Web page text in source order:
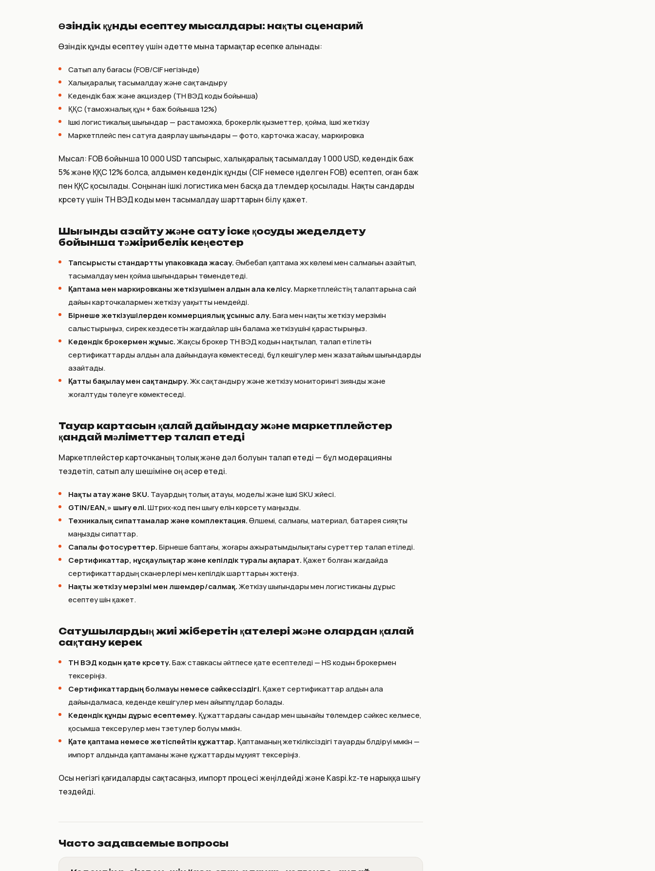
Өзіндік құнды есептеу мысалдары: нақты сценарий
Өзіндік құнды есептеу үшін әдетте мына тармақтар есепке алынады:
Сатып алу бағасы (FOB/CIF негізінде)
Халықаралық тасымалдау және сақтандыру
Кедендік баж және акциздер (ТН ВЭД коды бойынша)
ҚҚС (таможналық құн + баж бойынша 12%)
Ішкі логистикалық шығындар — растаможка, брокерлік қызметтер, қойма, ішкі жеткізу
Маркетплейс пен сатуға даярлау шығындары — фото, карточка жасау, маркировка
Мысал: FOB бойынша 10 000 USD тапсырыс, халықаралық тасымалдау 1 000 USD, кедендік баж
5% және ҚҚС 12% болса, алдымен кедендік құнды (CIF немесе өңделген FOB) есептеп, оған баж
пен ҚҚС қосылады. Соңынан ішкі логистика мен басқа да төлемдер қосылады. Нақты сандарды
көрсету үшін ТН ВЭД коды мен тасымалдау шарттарын білу қажет.
Шығынды азайту және сату іске қосуды жеделдету
бойынша тәжірибелік кеңестер
Тапсырысты стандартты упаковкада жасау.Әмбебап қаптама жүк көлемі мен салмағын азайтып,
тасымалдау мен қойма шығындарын төмендетеді.
Қаптама мен маркировканы жеткізушімен алдын ала келісу.Маркетплейстің талаптарына сай
дайын карточкалармен жеткізу уақытты үнемдейді.
Бірнеше жеткізушілерден коммерциялық ұсыныс алу.Баға мен нақты жеткізу мерзімін
салыстырыңыз, сирек кездесетін жағдайлар үшін балама жеткізушіні қарастырыңыз.
Кедендік брокермен жұмыс.Жақсы брокер ТН ВЭД кодын нақтылап, талап етілетін
сертификаттарды алдын ала дайындауға көмектеседі, бұл кешігулер мен жазатайым шығындарды
азайтады.
Қатты бақылау мен сақтандыру.Жүк сақтандыру және жеткізу мониторингі зиянды және
жоғалтуды төлеуге көмектеседі.
Тауар картасын қалай дайындау және маркетплейстер
қандай мәліметтер талап етеді
Маркетплейстер карточканың толық және дәл болуын талап етеді — бұл модерацияны
тездетіп, сатып алу шешіміне оң әсер етеді.
Нақты атау және SKU. Тауардың толық атауы, модельі және ішкі SKU жүйесі.
GTIN/EAN,» шығу елі.Штрих‑код пен шығу елін көрсету маңызды.
Техникалық сипаттамалар және комплектация.Өлшемі, салмағы, материал, батарея сияқты
маңызды сипаттар.
Сапалы фотосуреттер.Бірнеше баптағы, жоғары ажыратымдылықтағы суреттер талап етіледі.
Сертификаттар, нұсқаулықтар және кепілдік туралы ақпарат. Қажет болған жағдайда
сертификаттардың сканерлері мен кепілдік шарттарын жүктеңіз.
Нақты жеткізу мерзімі мен өлшемдер/салмақ.Жеткізу шығындары мен логистиканы дұрыс
есептеу үшін қажет.
Сатушылардың жиі жіберетін қателері және олардан қалай
сақтану керек
ТН ВЭД кодын қате көрсету.Баж ставкасы әйтпесе қате есептеледі — HS кодын брокермен
тексеріңіз.
Сертификаттардың болмауы немесе сәйкессіздігі. Қажет сертификаттар алдын ала
дайындалмаса, кеденде кешігулер мен айыппұлдар болады.
Кедендік құнды дұрыс есептемеу. Құжаттардағы сандар мен шынайы төлемдер сәйкес келмесе,
қосымша тексерулер мен түзетулер болуы мүмкін.
Қате қаптама немесе жетіспейтін құжаттар. Қаптаманың жеткіліксіздігі тауарды бүлдіруі мүмкін —
импорт алдында қаптаманы және құжаттарды мұқият тексеріңіз.
Осы негізгі қағидаларды сақтасаңыз, импорт процесі жеңілдейді және Kaspi.kz‑те нарыққа шығу
тездейді.
Часто задаваемые вопросы